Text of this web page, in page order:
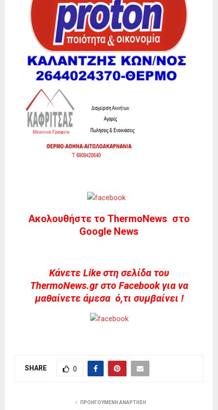
Ακολουθήστε το ThermoNews στο
Google News
Kάνετε Like στη σελίδα του
ThermoNews.gr στο Facebook για να
μαθαίνετε άμεσα ό,τι συμβαίνει !
SHARE 0
ΠΡΟΗΓΟΎΜΕΝΗ ΑΝΆΡΤΗΣΗ